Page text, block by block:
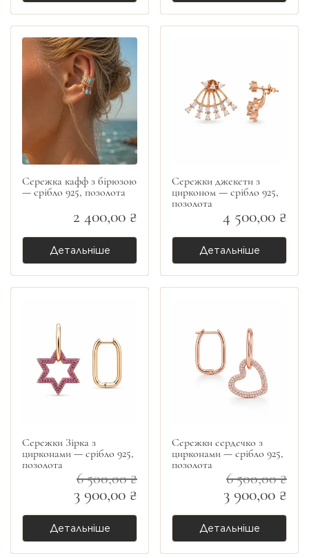
Сережка кафф з бірюзою
— срібло 925, позолота
2 400,00 ₴
Детальніше
Сережки джекети з
цирконом — срібло 925,
позолота
4 500,00 ₴
Детальніше
Сережки Зірка з
цирконами — срібло 925,
позолота
6 500,00 ₴
3 900,00 ₴
Детальніше
Сережки сердечко з
цирконами — срібло 925,
позолота
6 500,00 ₴
3 900,00 ₴
Детальніше